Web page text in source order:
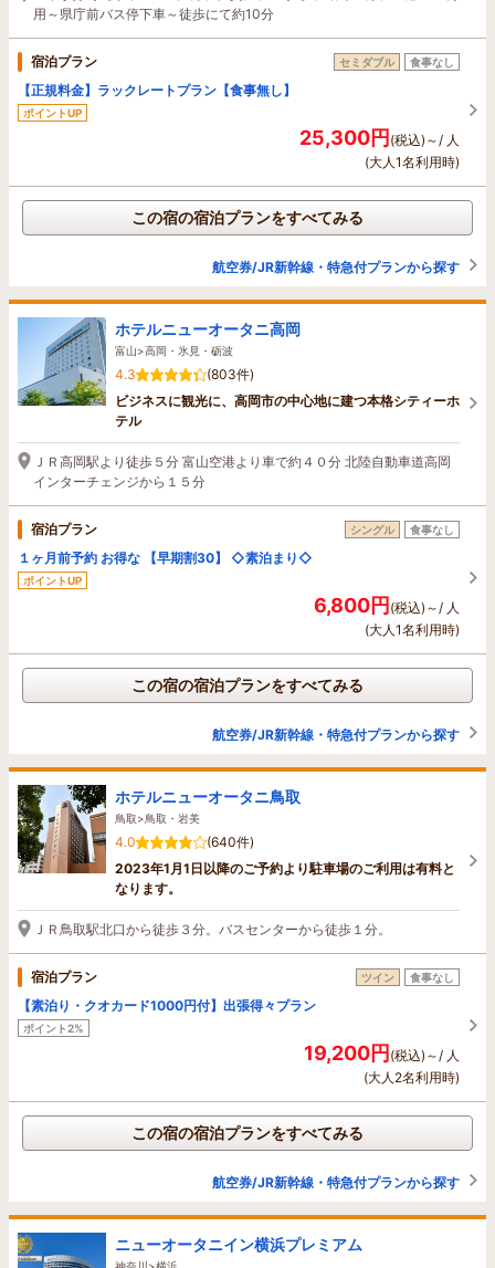
用～県庁前バス停下車～徒歩にて約10分
宿泊プラン セミダブル 食事なし
【正規料金】ラックレートプラン【食事無し】
ポイントUP
25,300円(税込)～/ 人
(大人1名利用時)
この宿の宿泊プランをすべてみる
航空券/JR新幹線・特急付プランから探す
ホテルニューオータニ高岡
富山>高岡・氷見・砺波
4.3
(803件)
ビジネスに観光に、高岡市の中心地に建つ本格シティーホ
テル
ＪＲ高岡駅より徒歩５分 富山空港より車で約４０分 北陸自動車道高岡
インターチェンジから１５分
宿泊プラン シングル 食事なし
１ヶ月前予約 お得な 【早期割30】 ◇素泊まり◇
ポイントUP
6,800円(税込)～/ 人
(大人1名利用時)
この宿の宿泊プランをすべてみる
航空券/JR新幹線・特急付プランから探す
ホテルニューオータニ鳥取
鳥取>鳥取・岩美
4.0
(640件)
2023年1月1日以降のご予約より駐車場のご利用は有料と
なります。
ＪＲ鳥取駅北口から徒歩３分。バスセンターから徒歩１分。
宿泊プラン ツイン 食事なし
【素泊り・クオカード1000円付】出張得々プラン
ポイント2%
19,200円(税込)～/ 人
(大人2名利用時)
この宿の宿泊プランをすべてみる
航空券/JR新幹線・特急付プランから探す
ニューオータニイン横浜プレミアム